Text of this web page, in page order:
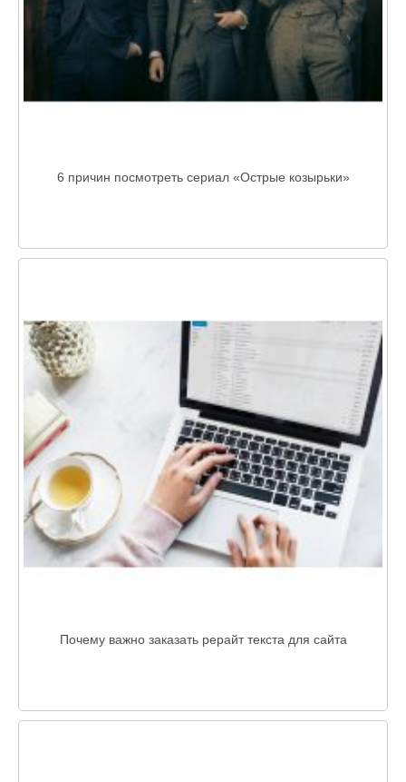
6 причин посмотреть сериал «Острые козырьки»
Почему важно заказать рерайт текста для сайта